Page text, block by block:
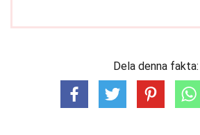
Dela denna fakta: